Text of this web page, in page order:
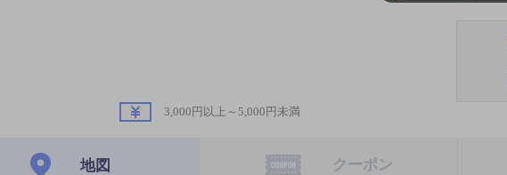
3,000円以上～5,000円未満
地図 クーポン